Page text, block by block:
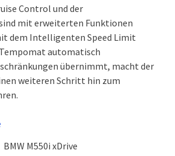
Control und der
mit erweiterten Funktionen
dem Intelligenten Speed Limit
automatisch
übernimmt, macht der
weiteren Schritt hin zum
BMW M550i xDrive